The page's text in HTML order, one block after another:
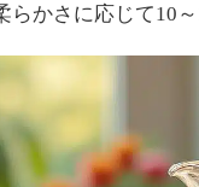
らかさに応じて10～